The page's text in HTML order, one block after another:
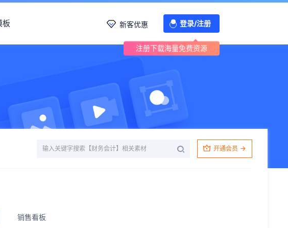
板 新客优惠 登录/注册
注册下载海量免费资源
开通会员
销售看板